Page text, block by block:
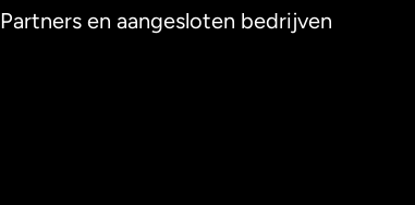
Partners en aangesloten bedrijven